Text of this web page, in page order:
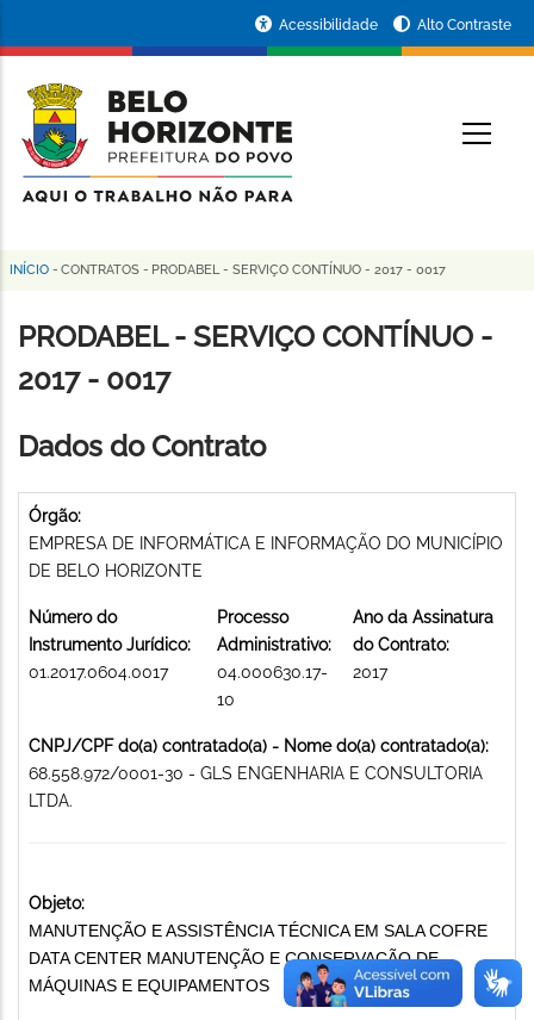
conteúdo
principal
da
Prefeitura
de
Horizonte
Acessibilidade Alto Contraste
Trilha
de
navegação
INÍCIO - CONTRATOS - PRODABEL - SERVIÇO CONTÍNUO - 2017 - 0017
PRODABEL - SERVIÇO CONTÍNUO -
2017 - 0017
Dados do Contrato
Órgão:
EMPRESA DE INFORMÁTICA E INFORMAÇÃO DO MUNICÍPIO
DE BELO HORIZONTE
Número do
Instrumento Jurídico:
01.2017.0604.0017
Processo
Administrativo:
04.000630.17-
10
Ano da Assinatura
do Contrato:
2017
CNPJ/CPF do(a) contratado(a) - Nome do(a) contratado(a):
68.558.972/0001-30 - GLS ENGENHARIA E CONSULTORIA
LTDA.
Objeto:
MANUTENÇÃO E ASSISTÊNCIA TÉCNICA EM SALA COFRE
DATA CENTER MANUTENÇÃO E CONSERVAÇÃO DE
MÁQUINAS E EQUIPAMENTOS